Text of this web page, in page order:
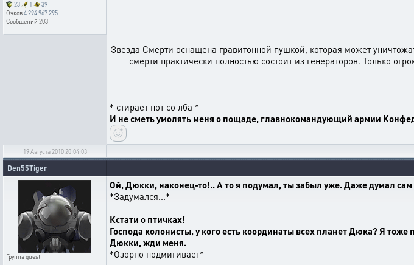
23
1
39
Очков4 294 967 295
Сообщений 203
Звезда Смерти оснащена гравитонной пушкой, которая может
смерти практически полностью состоит из генераторов. Только
* стирает пот со лба *
И не сметь умолять меня о пощаде, главнокомандующий армии
19 Августа 2010 20:04:03
Den55Tiger
Группаguest
Ой, Дюкки, наконец-то!.. А то я подумал, ты забыл уже. Даже думал сам
*Задумался...*
Кстати о птичках!
Господа колонисты, у кого есть координаты всех планет Дюка? Я тоже
Дюкки, жди меня.
*Озорно подмигивает*